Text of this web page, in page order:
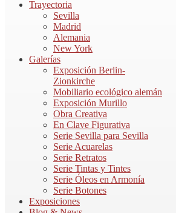
Trayectoria
Sevilla
Madrid
Alemania
New York
Galerías
Exposición Berlin-
Zionkirche
Mobiliario ecológico alemán
Exposición Murillo
Obra Creativa
En Clave Figurativa
Serie Sevilla para Sevilla
Serie Acuarelas
Serie Retratos
Serie Tintas y Tintes
Serie Óleos en Armonía
Serie Botones
Exposiciones